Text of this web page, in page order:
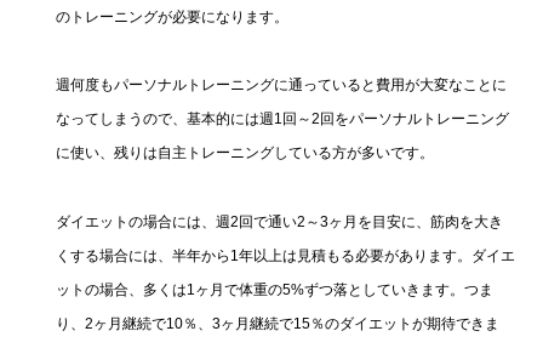
のトレーニングが必要になります。
週何度もパーソナルトレーニングに通っていると費用が大変なことに
なってしまうので、基本的には週1回～2回をパーソナルトレーニング
に使い、残りは自主トレーニングしている方が多いです。
ダイエットの場合には、週2回で通い2～3ヶ月を目安に、筋肉を大き
くする場合には、半年から1年以上は見積もる必要があります。ダイエ
ットの場合、多くは1ヶ月で体重の5%ずつ落としていきます。つま
り、2ヶ月継続で10％、3ヶ月継続で15％のダイエットが期待できま